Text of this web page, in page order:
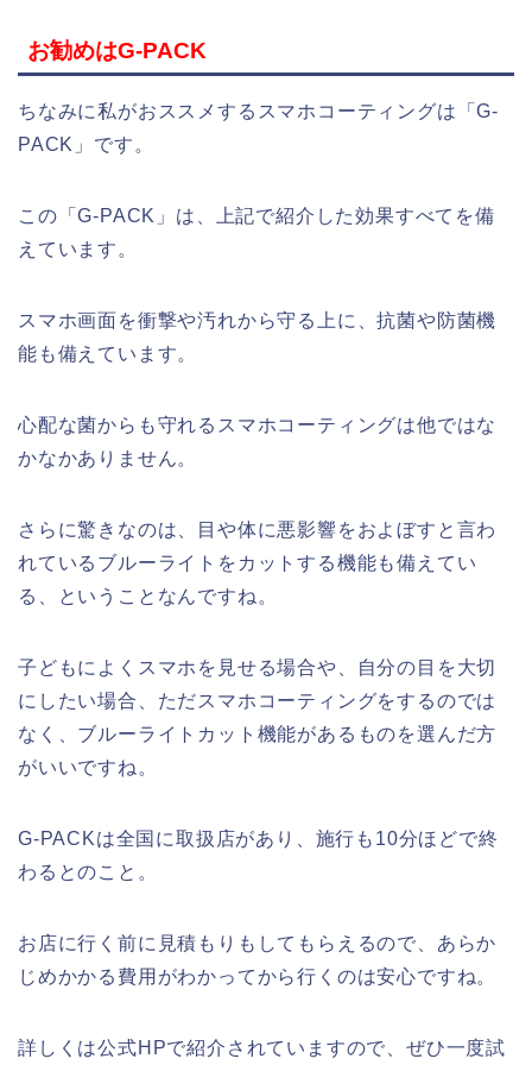
お勧めはG-PACK
ちなみに私がおススメするスマホコーティングは「G-
PACK」です。
この「G-PACK」は、上記で紹介した効果すべてを備
えています。
スマホ画面を衝撃や汚れから守る上に、抗菌や防菌機
能も備えています。
心配な菌からも守れるスマホコーティングは他ではな
かなかありません。
さらに驚きなのは、目や体に悪影響をおよぼすと言わ
れているブルーライトをカットする機能も備えてい
る、ということなんですね。
子どもによくスマホを見せる場合や、自分の目を大切
にしたい場合、ただスマホコーティングをするのでは
なく、ブルーライトカット機能があるものを選んだ方
がいいですね。
G-PACKは全国に取扱店があり、施行も10分ほどで終
わるとのこと。
お店に行く前に見積もりもしてもらえるので、あらか
じめかかる費用がわかってから行くのは安心ですね。
詳しくは公式HPで紹介されていますので、ぜひ一度試